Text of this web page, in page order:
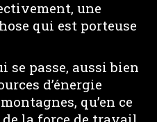
une
qui est porteuse
se passe, aussi bien
d’énergie
qu’en ce
de la force de travail